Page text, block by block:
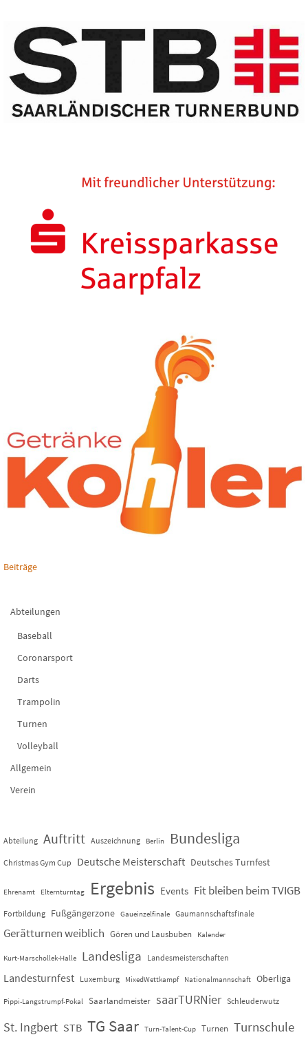
Beiträge
Abteilungen
Baseball
Coronarsport
Darts
Trampolin
Turnen
Volleyball
Allgemein
Verein
Abteilung Auftritt Auszeichnung Berlin Bundesliga
Christmas Gym Cup Deutsche Meisterschaft Deutsches Turnfest
Ehrenamt Elternturntag Ergebnis Events Fit bleiben beim TVIGB
Fortbildung Fußgängerzone Gaueinzelfinale Gaumannschaftsfinale
Gerätturnen weiblich Gören und Lausbuben Kalender
Kurt-Marschollek-Halle Landesliga Landesmeisterschaften
Landesturnfest Luxemburg MixedWettkampf Nationalmannschaft Oberliga
Pippi-Langstrumpf-Pokal Saarlandmeister saarTURNier Schleuderwutz
St. Ingbert STB TG Saar Turn-Talent-Cup Turnen Turnschule